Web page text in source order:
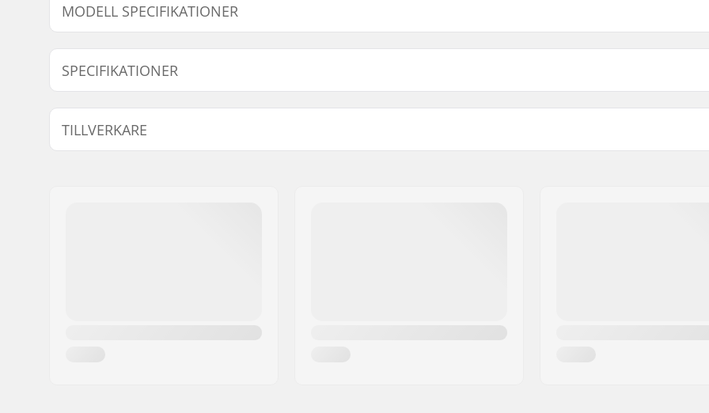
MODELL SPECIFIKATIONER
Prizm Rose
SPECIFIKATIONER
Extra Egenskaper: Triple Layer Face Foam,Prizm Snow
Ansiktsstorlek:
Utbytbar lins:
Ja
Hjälmkompatibel:
Inkl. extra lins:
TILLVERKARE